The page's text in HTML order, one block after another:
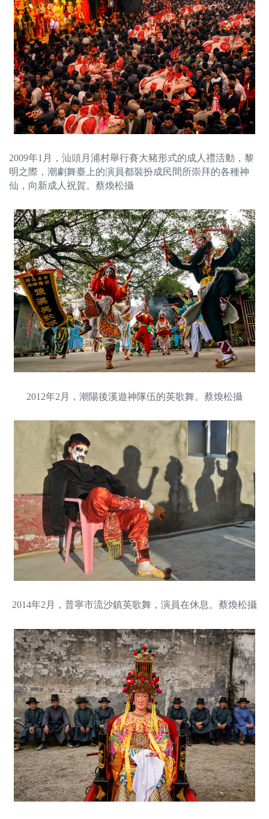
2009年1月，汕頭月浦村舉行賽大豬形式的成人禮活動，黎
明之際，潮劇舞臺上的演員都裝扮成民間所崇拜的各種神
仙，向新成人祝賀。蔡煥松攝
2012年2月，潮陽後溪遊神隊伍的英歌舞。蔡煥松攝
2014年2月，普寧市流沙鎮英歌舞，演員在休息。蔡煥松攝